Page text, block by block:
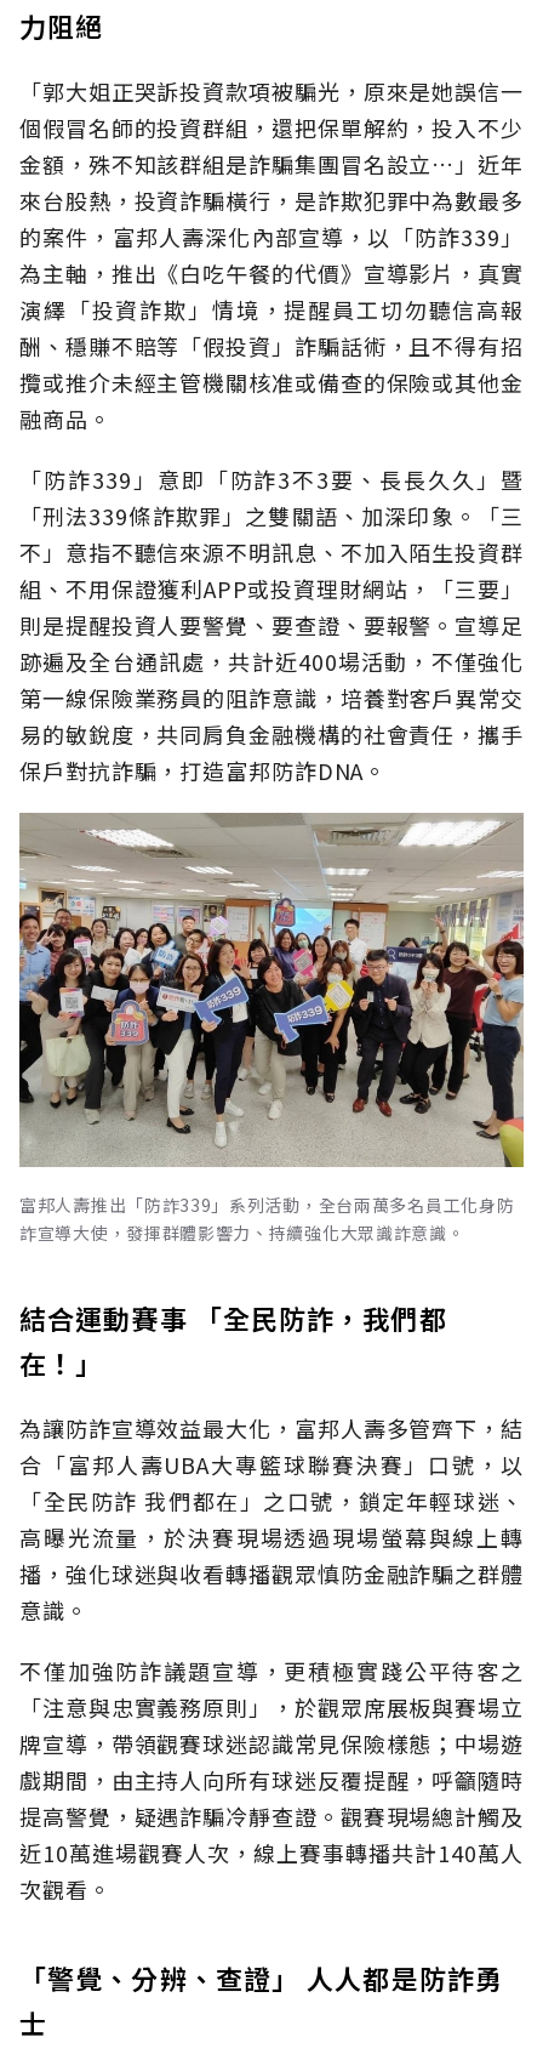
力阻絕
「郭大姐正哭訴投資款項被騙光，原來是她誤信一
個假冒名師的投資群組，還把保單解約，投入不少
金額，殊不知該群組是詐騙集團冒名設立…」近年
來台股熱，投資詐騙橫行，是詐欺犯罪中為數最多
的案件，富邦人壽深化內部宣導，以「防詐339」
為主軸，推出《白吃午餐的代價》宣導影片，真實
演繹「投資詐欺」情境，提醒員工切勿聽信高報
酬、穩賺不賠等「假投資」詐騙話術，且不得有招
攬或推介未經主管機關核准或備查的保險或其他金
融商品。
「防詐339」意即「防詐3不3要、長長久久」暨
「刑法339條詐欺罪」之雙關語、加深印象。「三
不」意指不聽信來源不明訊息、不加入陌生投資群
組、不用保證獲利APP或投資理財網站，「三要」
則是提醒投資人要警覺、要查證、要報警。宣導足
跡遍及全台通訊處，共計近400場活動，不僅強化
第一線保險業務員的阻詐意識，培養對客戶異常交
易的敏銳度，共同肩負金融機構的社會責任，攜手
保戶對抗詐騙，打造富邦防詐DNA。
富邦人壽推出「防詐339」系列活動，全台兩萬多名員工化身防
詐宣導大使，發揮群體影響力、持續強化大眾識詐意識。
結合運動賽事 「全民防詐，我們都
在！」
為讓防詐宣導效益最大化，富邦人壽多管齊下，結
合「富邦人壽UBA大專籃球聯賽決賽」口號，以
「全民防詐 我們都在」之口號，鎖定年輕球迷、
高曝光流量，於決賽現場透過現場螢幕與線上轉
播，強化球迷與收看轉播觀眾慎防金融詐騙之群體
意識。
不僅加強防詐議題宣導，更積極實踐公平待客之
「注意與忠實義務原則」，於觀眾席展板與賽場立
牌宣導，帶領觀賽球迷認識常見保險樣態；中場遊
戲期間，由主持人向所有球迷反覆提醒，呼籲隨時
提高警覺，疑遇詐騙冷靜查證。觀賽現場總計觸及
近10萬進場觀賽人次，線上賽事轉播共計140萬人
次觀看。
「警覺、分辨、查證」 人人都是防詐勇
士